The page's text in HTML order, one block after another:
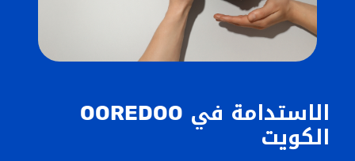
الاستدامة في OOREDOO
الكويت